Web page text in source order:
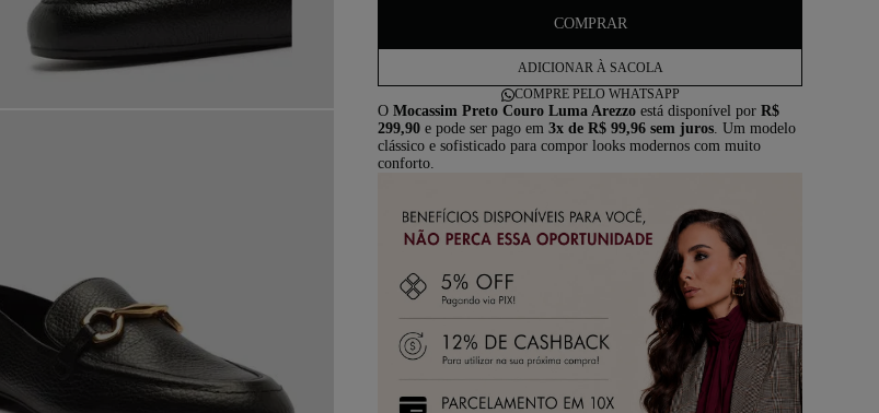
TAMANHO
33
34
35
36
COMPRAR
ADICIONAR À SACOLA
COMPRE PELO WHATSAPP
O Mocassim Preto Couro Luma Arezzo está disponível por R$
299,90 e pode ser pago em 3x de R$ 99,96 sem juros. Um modelo
clássico e sofisticado para compor looks modernos com muito
conforto.